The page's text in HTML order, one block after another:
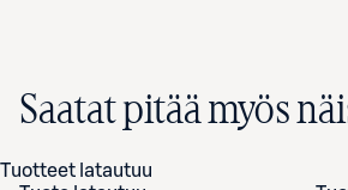
Saatat pitää myös
Tuotteet latautuu